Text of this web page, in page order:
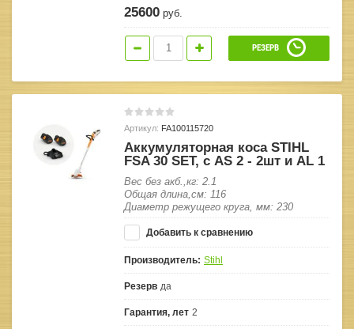
25600 руб.
РЕЗЕРВ
Артикул: FA100115720
Аккумуляторная коса STIHL
FSA 30 SET, с AS 2 - 2шт и AL 1
Вес без акб.,кг: 2.1
Общая длина,см: 116
Диаметр режущего круга, мм: 230
Добавить к сравнению
Производитель: Stihl
Резерв да
Гарантия, лет 2